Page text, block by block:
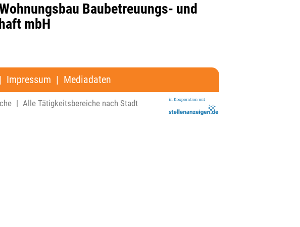
Baubetreuungs- und
mbH
| Impressum | Mediadaten
| Alle Tätigkeitsbereiche nach Stadt